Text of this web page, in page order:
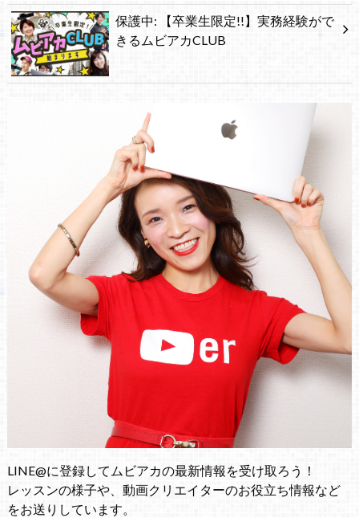
保護中: 【卒業生限定!!】実務経験がで
きるムビアカCLUB
LINE@に登録してムビアカの最新情報を受け取ろう！
レッスンの様子や、動画クリエイターのお役立ち情報など
をお送りしています。